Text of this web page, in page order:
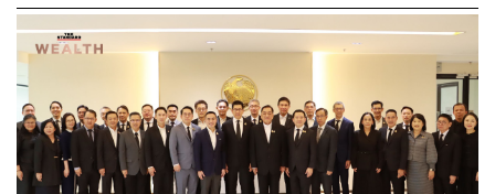
ในช่วง 1 สัปดาห์ที่ผ่านมา ราคาหุ้น HMPRO ปรับลง 6.86%
อยู่ที่ 9.50 บาทต่อหุ้น ขณะที่ SET Index ปรับลง 1.34% อยู่ที่
1,450.67 จุด
แนวโน้มผลประกอบการปี 2567: